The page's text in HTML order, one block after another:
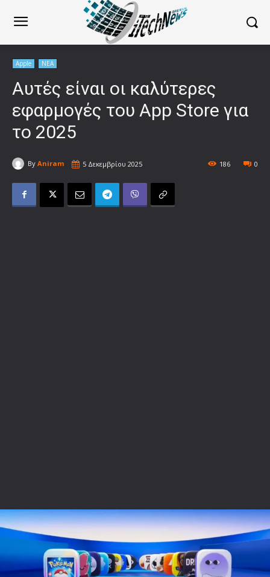
Apple ΝΕΑ
Αυτές είναι οι καλύτερες
εφαρμογές του App Store για
το 2025
By Aniram 5 Δεκεμβρίου 2025 0
186